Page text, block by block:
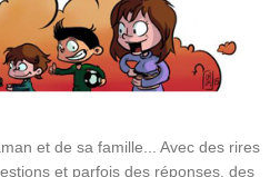
et de sa famille... Avec des rires
et parfois des réponses, des